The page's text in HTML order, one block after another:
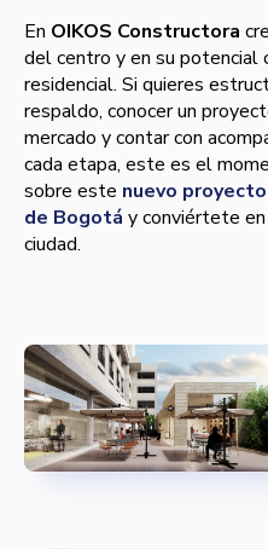
En OIKOS Constructora
del centro y en su potencial
residencial. Si quieres
respaldo, conocer un
mercado y contar con
cada etapa, este es el
sobre este nuevo
de Bogotá y conviértete
ciudad.